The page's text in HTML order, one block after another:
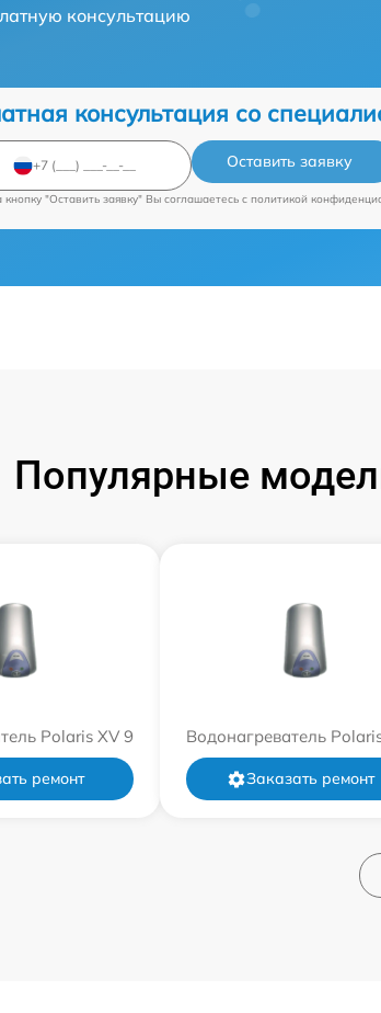
консультацию
консультация со
Оставить заявку
"Оставить заявку" Вы соглашаетесь c политикой
Популярные
Polaris XV 9
ремонт
Водонагреватель
Заказать ремонт